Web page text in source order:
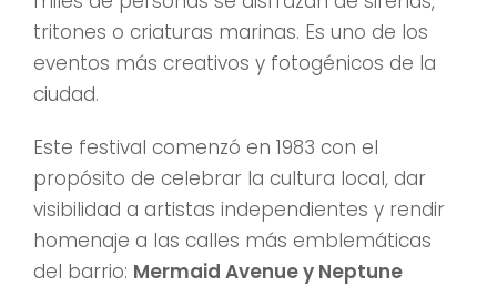
tritones o criaturas marinas. Es uno de los
eventos más creativos y fotogénicos de la
ciudad.
Este festival comenzó en 1983 con el
propósito de celebrar la cultura local, dar
visibilidad a artistas independientes y rendir
homenaje a las calles más emblemáticas
del barrio: Mermaid Avenue y Neptune